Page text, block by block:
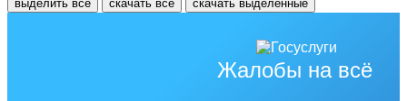
выделить все скачать все скачать выделенные
Жалобы на всё